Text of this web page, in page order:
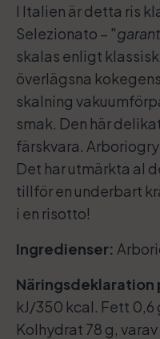
I Italien är detta ris
Selezionato – "
skalas enligt
överlägsna
skalning
smak. Den här
färskvara.
Det har utmärkta al
tillför en underbart
i en risotto!
Ingredienser:
Näringsdeklaration
kJ/350 kcal. Fett
Kolhydrat 78 g,